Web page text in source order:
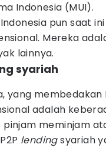
Indonesia (MUI).
pun saat
Mereka
lainnya.
syariah
yang membedakan
adalah
meminjam
lendingsyariah